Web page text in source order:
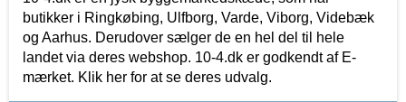
butikker i Ringkøbing, Ulfborg, Varde, Viborg, Videbæk
og Aarhus. Derudover sælger de en hel del til hele
landet via deres webshop. 10-4.dk er godkendt af E-
mærket. Klik her for at se deres udvalg.